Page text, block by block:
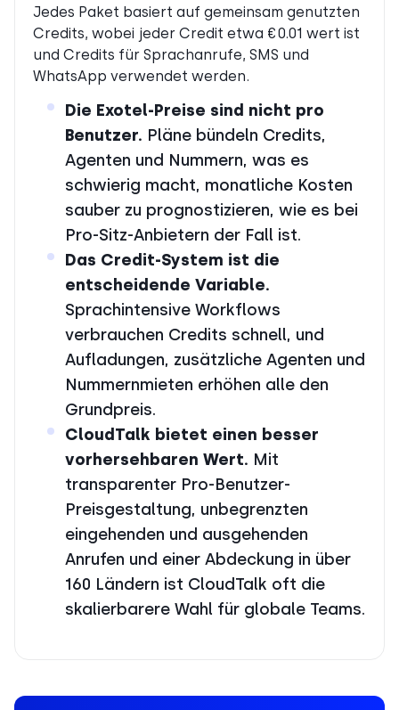
Jedes Paket basiert auf gemeinsam genutzten
Credits, wobei jeder Credit etwa €0.01 wert ist
und Credits für Sprachanrufe, SMS und
WhatsApp verwendet werden.
Die Exotel-Preise sind nicht pro
Benutzer. Pläne bündeln Credits,
Agenten und Nummern, was es
schwierig macht, monatliche Kosten
sauber zu prognostizieren, wie es bei
Pro-Sitz-Anbietern der Fall ist.
Das Credit-System ist die
entscheidende Variable.
Sprachintensive Workflows
verbrauchen Credits schnell, und
Aufladungen, zusätzliche Agenten und
Nummernmieten erhöhen alle den
Grundpreis.
CloudTalk bietet einen besser
vorhersehbaren Wert. Mit
transparenter Pro-Benutzer-
Preisgestaltung, unbegrenzten
eingehenden und ausgehenden
Anrufen und einer Abdeckung in über
160 Ländern ist CloudTalk oft die
skalierbarere Wahl für globale Teams.